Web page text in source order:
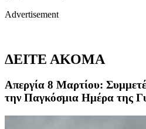
Advertisement
ΔΕΙΤΕ ΑΚΟΜΑ
Απεργία 8 Μαρτίου:
την Παγκόσμια Ημέρα της